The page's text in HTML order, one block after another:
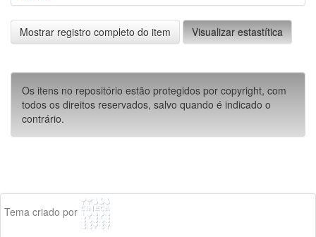
Mostrar registro completo do item Visualizar estastítica
Os itens no repositório estão protegidos por copyright, com
todos os direitos reservados, salvo quando é indicado o
contrário.
Tema criado por